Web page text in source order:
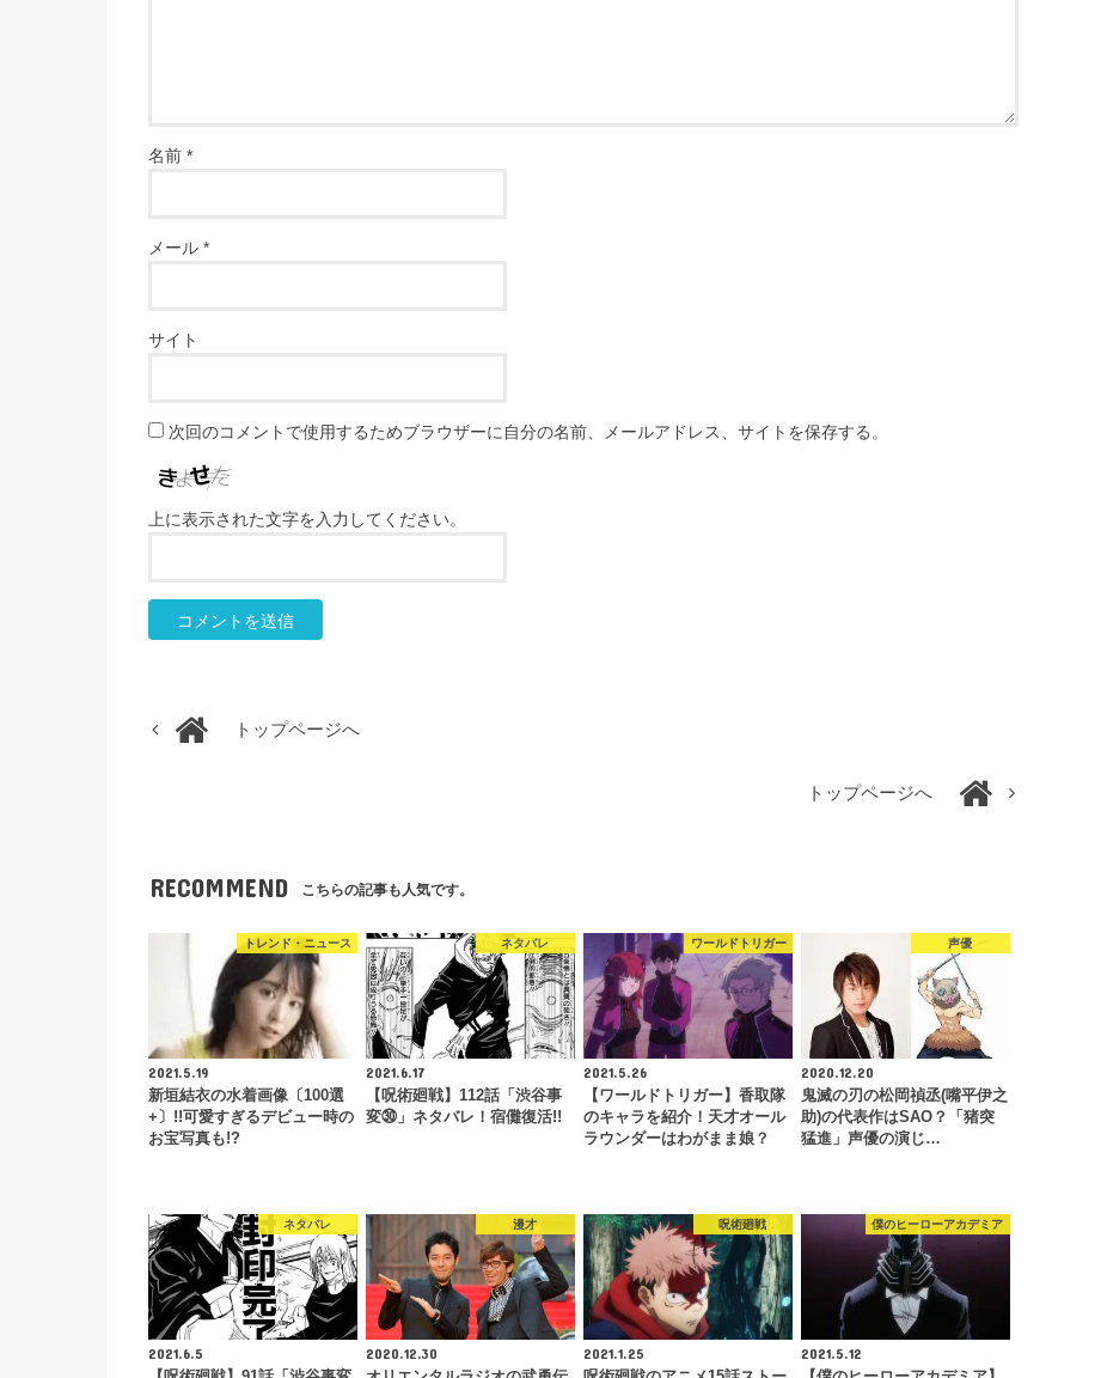
名前 *
メール *
サイト
次回のコメントで使用するためブラウザーに自分の名前、メールアドレス、サイトを保存する。
上に表示された文字を入力してください。
トップページへ
トップページへ
RECOMMEND こちらの記事も人気です。
トレンド・ニュース
2021.5.19
新垣結衣の水着画像〔100選
+〕!!可愛すぎるデビュー時の
お宝写真も!?
ネタバレ
2021.6.17
【呪術廻戦】112話「渋谷事
変㉚」ネタバレ！宿儺復活!!
ワールドトリガー
2021.5.26
【ワールドトリガー】香取隊
のキャラを紹介！天才オール
ラウンダーはわがまま娘？
声優
2020.12.20
鬼滅の刃の松岡禎丞(嘴平伊之
助)の代表作はSAO？「猪突
猛進」声優の演じ…
ネタバレ
2021.6.5
漫才
2020.12.30
呪術廻戦
2021.1.25
僕のヒーローアカデミア
2021.5.12